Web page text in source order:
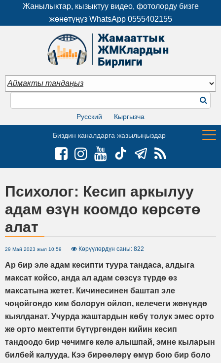
Жанылыктар, кызыктуу видео, фотолорду бизге
жөнөтүңүз WhatsApp 0555402155
Русский Кыргызча
Биздин каналдарга жазылыңыздар
Психолог: Кесип аркылуу
адам өзүн коомдо көрсөтө
алат
29 Май 2023 жыл 10:59 Көрүүлөрдүн саны: 822
Ар бир эле адам кесипти туура тандаса, алдыга
максат койсо, анда ал адам сөзсүз түрдө өз
максатына жетет. Кичинесинен баштап эле
чоңойгондо ким болорун ойлоп, келечеги жөнүндө
кыялданат. Учурда жаштардын көбү толук эмес орто
же орто мектепти бүтүргөндөн кийин кесип
тандоодо бир чечимге келе алышпай, эмне кыларын
билбей калууда. Кээ бирөөлөрү өмүр бою бир боло